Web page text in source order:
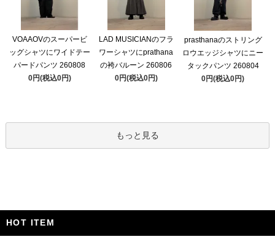
VOAAOVのスーパービ
ッグシャツにワイドテー
パードパンツ 260808
0円(税込0円)
LAD MUSICIANのフラ
ワーシャツにprathana
の袴バルーン 260806
0円(税込0円)
prasthanaのストリング
ロウエッジシャツにニー
タックパンツ 260804
0円(税込0円)
もっと見る
HOT ITEM